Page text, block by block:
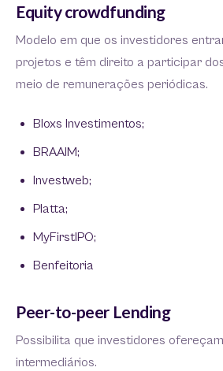
Equity crowdfunding
Modelo em que os investidores
projetos e têm direito a participar
meio de remunerações periódicas.
Bloxs Investimentos;
BRAAIM;
Investweb;
Platta;
MyFirstIPO;
Benfeitoria
Peer-to-peer Lending
Possibilita que investidores
intermediários.